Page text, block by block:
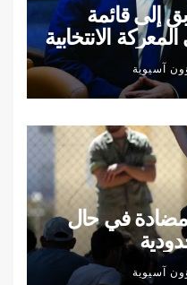
قائمة
الانتخابية
آسيوية
مضادة في حال
آسيوية